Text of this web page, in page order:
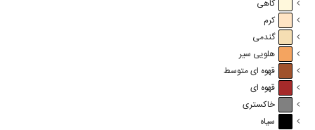
کاهی
کرم
گندمی
هلویی سیر
قهوه ای متوسط
قهوه ای
خاکستری
سیاه